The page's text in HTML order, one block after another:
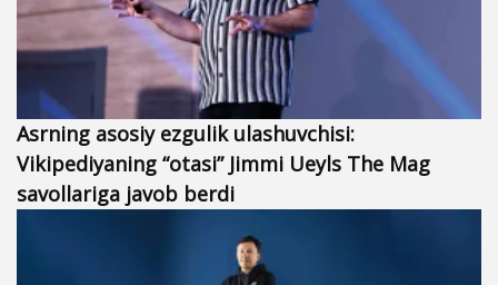
Asrning asosiy ezgulik ulashuvchisi:
Vikipediyaning “otasi” Jimmi Ueyls The Mag
savollariga javob berdi